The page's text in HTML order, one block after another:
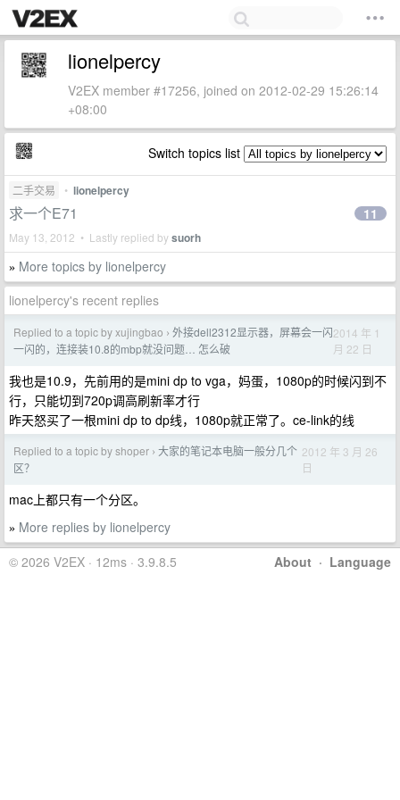
lionelpercy
V2EX member #17256, joined on 2012-02-29 15:26:14
+08:00
Switch topics list
二手交易 • lionelpercy
求一个E71
May 13, 2012 • Lastly replied bysuorh
11
» More topics by lionelpercy
lionelpercy's recent replies
Replied to a topic by xujingbao › 外接dell2312显示器，屏幕会一闪
一闪的，连接装10.8的mbp就没问题… 怎么破
2014 年 1
月 22 日
我也是10.9，先前用的是mini dp to vga，妈蛋，1080p的时候闪到不
行，只能切到720p调高刷新率才行
昨天怒买了一根mini dp to dp线，1080p就正常了。ce-link的线
Replied to a topic by shoper › 大家的笔记本电脑一般分几个
区？
2012 年 3 月 26
日
mac上都只有一个分区。
» More replies by lionelpercy
About · Language
© 2026 V2EX · 12ms · 3.9.8.5